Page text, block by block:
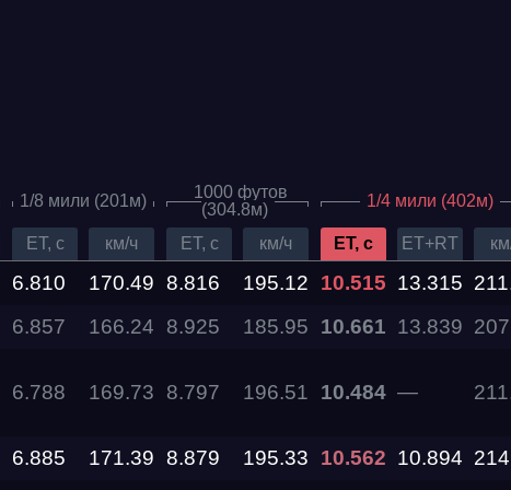
Дата проведения
03.10.2026 —
1/8 мили (201м)
1000 футов
(304.8м)
1/4 мили (402м)
ET, c км/ч ET, c км/ч ET, c ET+RT
6.810 170.49 8.816 195.12 10.515 13.315
6.857 166.24 8.925 185.95 10.661 13.839
6.788 169.73 8.797 196.51 10.484 —
6.885 171.39 8.879 195.33 10.562 10.894